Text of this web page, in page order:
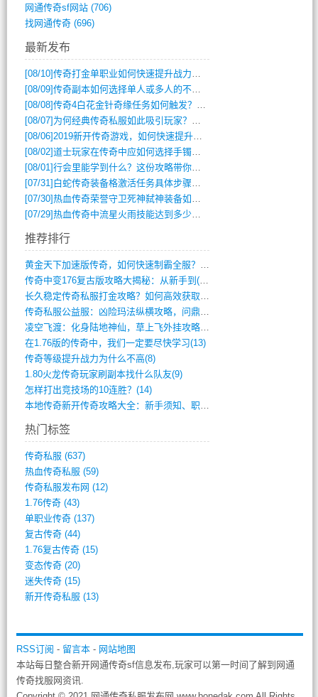
网通传奇sf网站(706)
找网通传奇(696)
最新发布
[08/10]传奇打金单职业如何快速提升战力与装备获取？
[08/09]传奇副本如何选择单人或多人的不同模式？
[08/08]传奇4白花金针奇缘任务如何触发？完整攻略解析
[08/07] 为何经典传奇私服如此吸引玩家？深度攻略解析
[08/06]2019新开传奇游戏，如何快速提升角色等级？
[08/02]道士玩家在传奇中应如何选择手镯装备？
[08/01]行会里能学到什么？这份攻略带你全掌握
[07/31] 白蛇传奇装备格激活任务具体步骤是什么？如何完成？
[07/30]热血传奇荣誉守卫死神弑神装备如何获取与佩戴攻略？
[07/29]热血传奇中流星火雨技能达到多少级可以开始练装备？
推荐排行
黄金天下加速版传奇，如何快速制霸全服？(948)
传奇中变176复古版攻略大揭秘：从新手到(344)
长久稳定传奇私服打金攻略？如何高效获取资(415)
传奇私服公益服：凶险玛法纵横攻略，问鼎巅(840)
凌空飞渡：化身陆地神仙，草上飞外挂攻略(341)
在1.76版的传奇中，我们一定要尽快学习(13)
传奇等级提升战力为什么不高(8)
1.80火龙传奇玩家刷副本找什么队友(9)
怎样打出竞技场的10连胜？(14)
本地传奇新开传奇攻略大全：新手须知、职业(568)
热门标签
传奇私服 (637)
热血传奇私服 (59)
传奇私服发布网 (12)
1.76传奇(43)
单职业传奇(137)
复古传奇(44)
1.76复古传奇(15)
变态传奇(20)
迷失传奇(15)
新开传奇私服 (13)
RSS订阅 - 留言本- 网站地图
本站每日整合新开网通传奇sf信息发布,玩家可以第一时间了解到网通
传奇找服网资讯.